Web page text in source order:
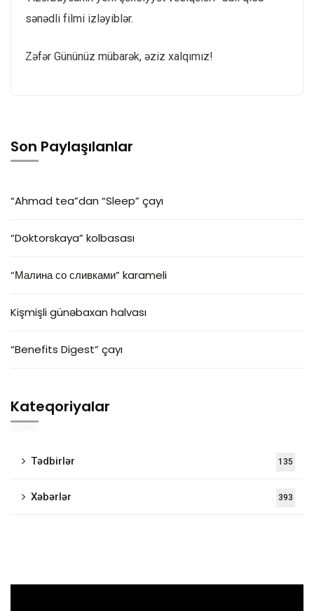
sənədli filmi izləyiblər.
Zəfər Gününüz mübarək, əziz xalqımız!
Son Paylaşılanlar
“Ahmad tea”dan “Sleep” çayı
“Doktorskaya” kolbasası
“Малина со сливками” karameli
Kişmişli günəbaxan halvası
“Benefits Digest” çayı
Kateqoriyalar
Tədbirlər 135
Xəbərlər 393